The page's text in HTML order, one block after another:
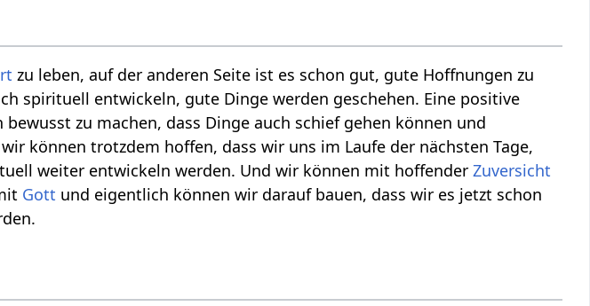
zu leben, auf der anderen Seite ist es schon gut, gute Hoffnungen zu
spirituell entwickeln, gute Dinge werden geschehen. Eine positive
zu machen, dass Dinge auch schief gehen können und
können trotzdem hoffen, dass wir uns im Laufe der nächsten Tage,
weiter entwickeln werden. Und wir können mit hoffenderZuversicht
Gott und eigentlich können wir darauf bauen, dass wir es jetzt schon